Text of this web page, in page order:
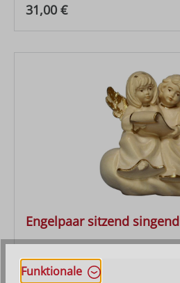
Regulärer Preis:
31,00 €
Engelpaar sitzend singend
Varianten ab27,90 €
Regulärer Preis:
36,30 €
Funktionale